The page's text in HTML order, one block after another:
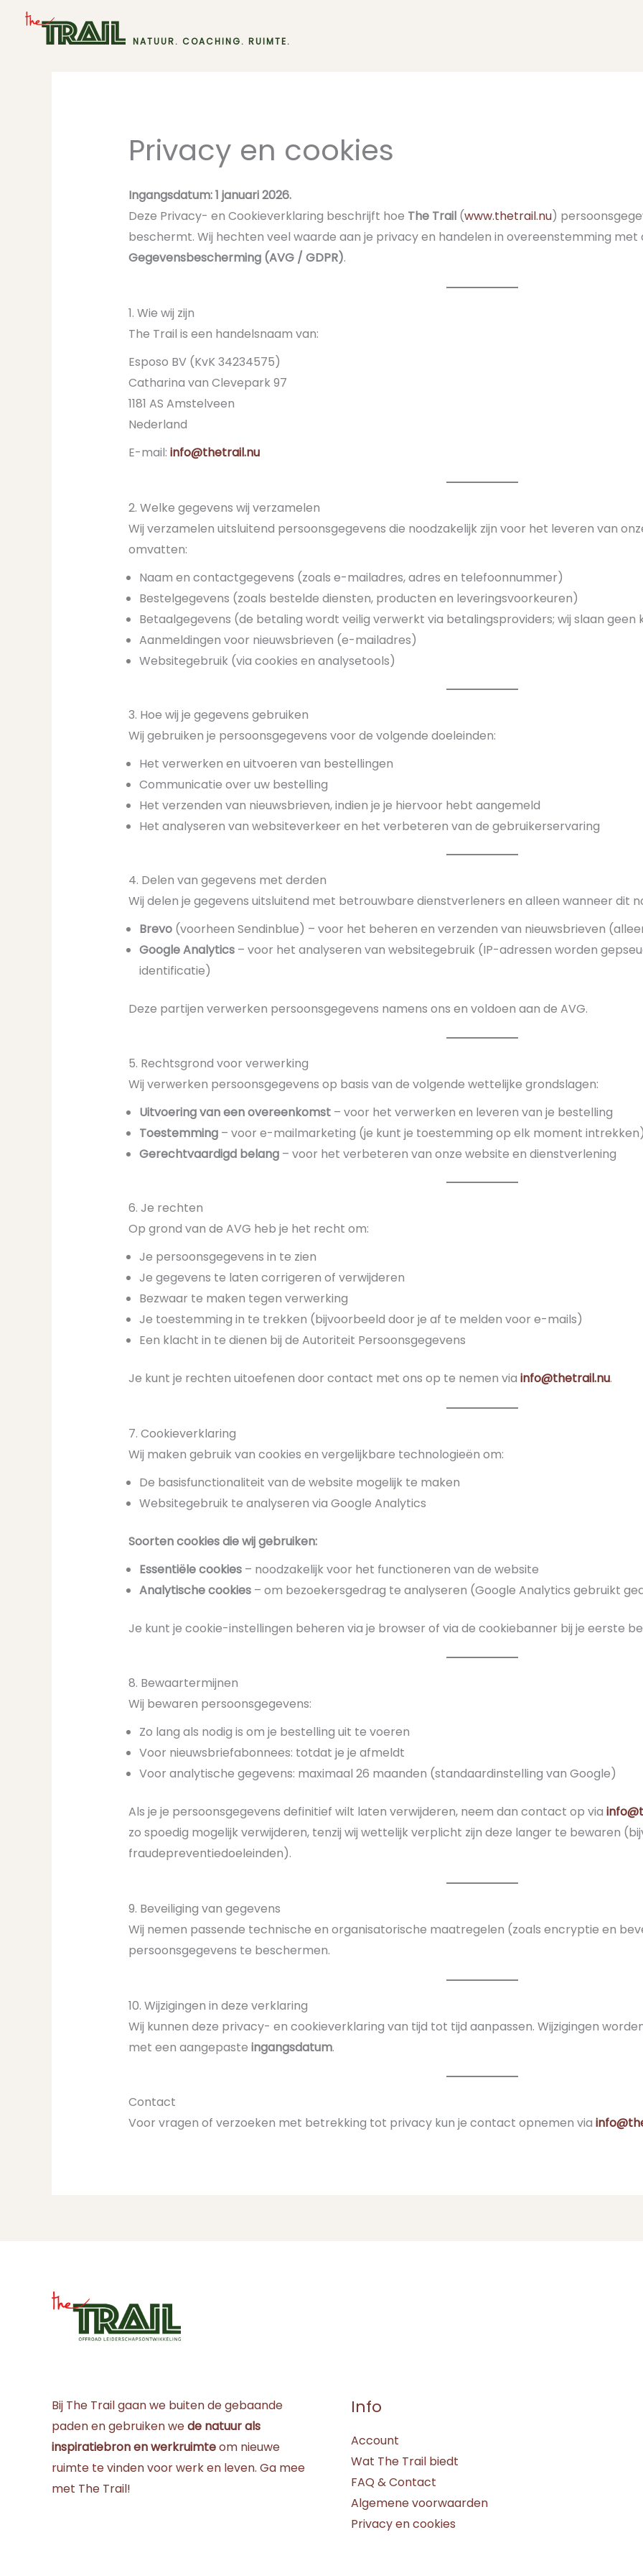
NATUUR. COACHING. RUIMTE.
Privacy en cookies
Ingangsdatum: 1 januari 2026.
Deze Privacy- en Cookieverklaring beschrijft hoe The Trail(www.thetrail.nu)
beschermt. Wij hechten veel waarde aan je privacy en handelen in overeenstemming met
Gegevensbescherming (AVG / GDPR).
1. Wie wij zijn
The Trail is een handelsnaam van:
Esposo BV (KvK 34234575)
Catharina van Clevepark 97
1181 AS Amstelveen
Nederland
E-mail: info@thetrail.nu
2. Welke gegevens wij verzamelen
Wij verzamelen uitsluitend persoonsgegevens die noodzakelijk zijn voor het leveren van
omvatten:
Naam en contactgegevens (zoals e-mailadres, adres en telefoonnummer)
Bestelgegevens (zoals bestelde diensten, producten en leveringsvoorkeuren)
Betaalgegevens (de betaling wordt veilig verwerkt via betalingsproviders; wij slaan
Aanmeldingen voor nieuwsbrieven (e-mailadres)
Websitegebruik (via cookies en analysetools)
3. Hoe wij je gegevens gebruiken
Wij gebruiken je persoonsgegevens voor de volgende doeleinden:
Het verwerken en uitvoeren van bestellingen
Communicatie over uw bestelling
Het verzenden van nieuwsbrieven, indien je je hiervoor hebt aangemeld
Het analyseren van websiteverkeer en het verbeteren van de gebruikerservaring
4. Delen van gegevens met derden
Wij delen je gegevens uitsluitend met betrouwbare dienstverleners en alleen wanneer dit
Brevo(voorheen Sendinblue) – voor het beheren en verzenden van nieuwsbrieven
Google Analytics– voor het analyseren van websitegebruik (IP-adressen worden
identificatie)
Deze partijen verwerken persoonsgegevens namens ons en voldoen aan de AVG.
5. Rechtsgrond voor verwerking
Wij verwerken persoonsgegevens op basis van de volgende wettelijke grondslagen:
Uitvoering van een overeenkomst– voor het verwerken en leveren van je bestelling
Toestemming– voor e-mailmarketing (je kunt je toestemming op elk moment
Gerechtvaardigd belang– voor het verbeteren van onze website en dienstverlening
6. Je rechten
Op grond van de AVG heb je het recht om:
Je persoonsgegevens in te zien
Je gegevens te laten corrigeren of verwijderen
Bezwaar te maken tegen verwerking
Je toestemming in te trekken (bijvoorbeeld door je af te melden voor e-mails)
Een klacht in te dienen bij de Autoriteit Persoonsgegevens
Je kunt je rechten uitoefenen door contact met ons op te nemen via info@thetrail.nu.
7. Cookieverklaring
Wij maken gebruik van cookies en vergelijkbare technologieën om:
De basisfunctionaliteit van de website mogelijk te maken
Websitegebruik te analyseren via Google Analytics
Soorten cookies die wij gebruiken:
Essentiële cookies– noodzakelijk voor het functioneren van de website
Analytische cookies– om bezoekersgedrag te analyseren (Google Analytics gebruikt
Je kunt je cookie-instellingen beheren via je browser of via de cookiebanner bij je eerste
8. Bewaartermijnen
Wij bewaren persoonsgegevens:
Zo lang als nodig is om je bestelling uit te voeren
Voor nieuwsbriefabonnees: totdat je je afmeldt
Voor analytische gegevens: maximaal 26 maanden (standaardinstelling van Google)
Als je je persoonsgegevens definitief wilt laten verwijderen, neem dan contact op via
zo spoedig mogelijk verwijderen, tenzij wij wettelijk verplicht zijn deze langer te bewaren
fraudepreventiedoeleinden).
9. Beveiliging van gegevens
Wij nemen passende technische en organisatorische maatregelen (zoals encryptie en
persoonsgegevens te beschermen.
10. Wijzigingen in deze verklaring
Wij kunnen deze privacy- en cookieverklaring van tijd tot tijd aanpassen. Wijzigingen
met een aangepaste ingangsdatum.
Contact
Voor vragen of verzoeken met betrekking tot privacy kun je contact opnemen via
Bij The Trail gaan we buiten de gebaande
paden en gebruiken wede natuur als
inspiratiebron en werkruimteom nieuwe
ruimte te vinden voor werk en leven. Ga mee
met The Trail!
Info
Account
Wat The Trail biedt
FAQ & Contact
Algemene voorwaarden
Privacy en cookies